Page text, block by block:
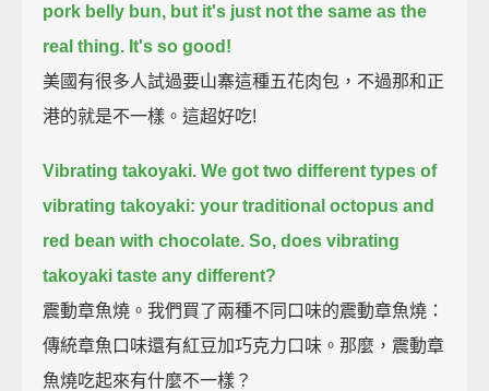
pork belly bun, but it's just not the same as the
real thing. It's so good!
美國有很多人試過要山寨這種五花肉包，不過那和正
港的就是不一樣。這超好吃!
Vibrating takoyaki. We got two different types of
vibrating takoyaki: your traditional octopus and
red bean with chocolate. So, does vibrating
takoyaki taste any different?
震動章魚燒。我們買了兩種不同口味的震動章魚燒：
傳統章魚口味還有紅豆加巧克力口味。那麼，震動章
魚燒吃起來有什麼不一樣？